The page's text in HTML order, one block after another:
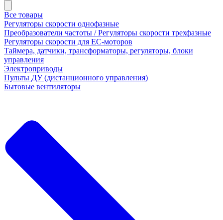
Все товары
Регуляторы скорости однофазные
Преобразователи частоты / Регуляторы скорости трехфазные
Регуляторы скорости для ЕС-моторов
Таймера, датчики, трансформаторы, регуляторы, блоки
управления
Электроприводы
Пульты ДУ (дистанционного управления)
Бытовые вентиляторы